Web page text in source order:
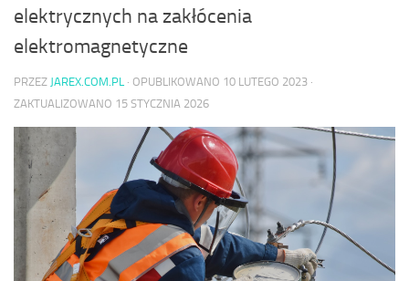
elektrycznych na zakłócenia
elektromagnetyczne
PRZEZ JAREX.COM.PL · OPUBLIKOWANO 10 LUTEGO 2023 ·
ZAKTUALIZOWANO 15 STYCZNIA 2026